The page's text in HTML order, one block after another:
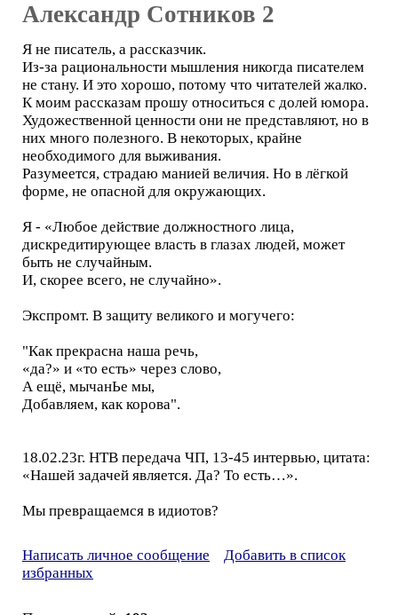
Александр Сотников 2
Я не писатель, а рассказчик.
Из-за рациональности мышления никогда писателем
не стану. И это хорошо, потому что читателей жалко.
К моим рассказам прошу относиться с долей юмора.
Художественной ценности они не представляют, но в
них много полезного. В некоторых, крайне
необходимого для выживания.
Разумеется, страдаю манией величия. Но в лёгкой
форме, не опасной для окружающих.
Я - «Любое действие должностного лица,
дискредитирующее власть в глазах людей, может
быть не случайным.
И, скорее всего, не случайно».
Экспромт. В защиту великого и могучего:
"Как прекрасна наша речь,
«да?» и «то есть» через слово,
А ещё, мычанЬе мы,
Добавляем, как корова".
18.02.23г. НТВ передача ЧП, 13-45 интервью, цитата:
«Нашей задачей является. Да? То есть…».
Мы превращаемся в идиотов?
Написать личное сообщение
Добавить в список
избранных